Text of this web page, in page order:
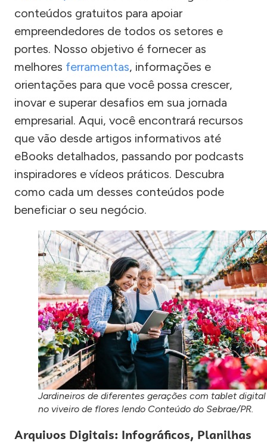
conteúdos gratuitos para apoiar
empreendedores de todos os setores e
portes. Nosso objetivo é fornecer as
melhores ferramentas, informações e
orientações para que você possa crescer,
inovar e superar desafios em sua jornada
empresarial. Aqui, você encontrará recursos
que vão desde artigos informativos até
eBooks detalhados, passando por podcasts
inspiradores e vídeos práticos. Descubra
como cada um desses conteúdos pode
beneficiar o seu negócio.
Jardineiros de diferentes gerações com tablet digital
no viveiro de flores lendo Conteúdo do Sebrae/PR.
Arquivos Digitais: Infográficos, Planilhas